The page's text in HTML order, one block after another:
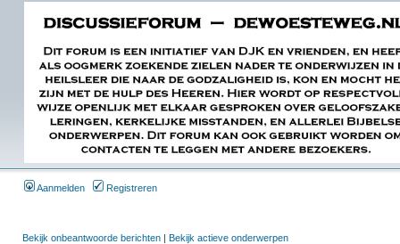
Aanmelden Registreren
Bekijk onbeantwoorde berichten | Bekijk actieve onderwerpen